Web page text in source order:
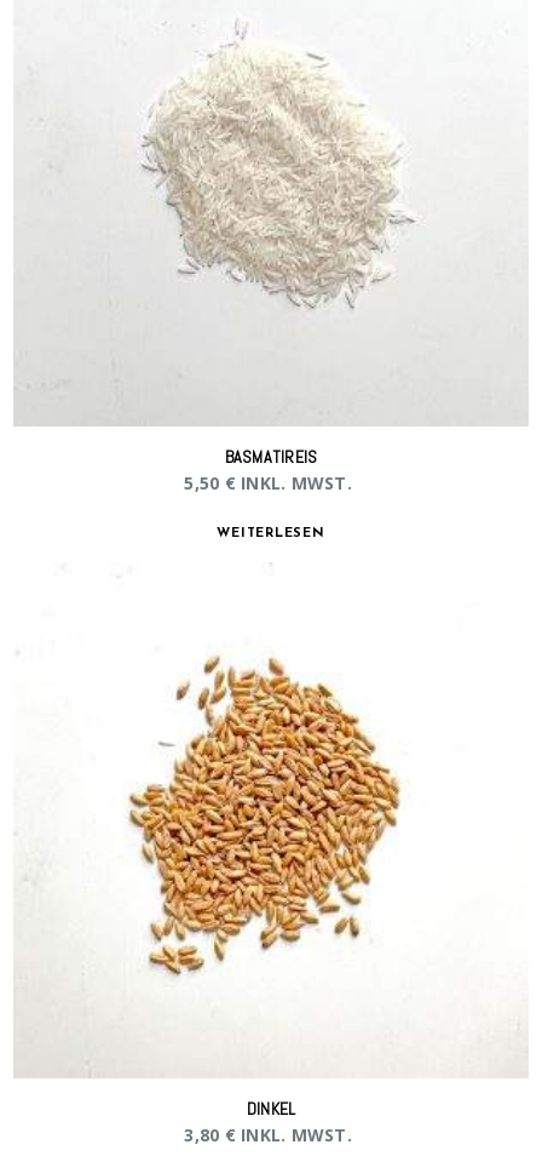
BASMATIREIS
5,50 € INKL. MWST.
WEITERLESEN
DINKEL
3,80 € INKL. MWST.